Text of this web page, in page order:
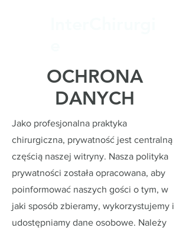
OCHRONA
DANYCH
Jako profesjonalna praktyka
chirurgiczna, prywatność jest centralną
częścią naszej witryny. Nasza polityka
prywatności została opracowana, aby
poinformować naszych gości o tym, w
jaki sposób zbieramy, wykorzystujemy i
udostępniamy dane osobowe. Należy